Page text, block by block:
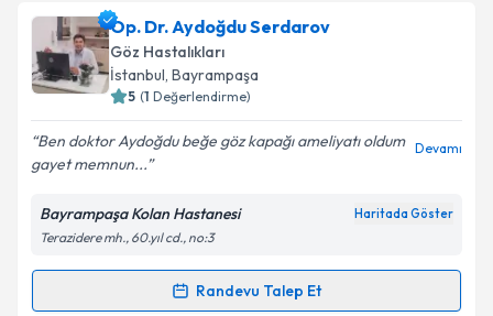
Op. Dr. Belma Kariniiçin randevu takvimi talebi
oluşturun. Size bu uzmandan randevu almanız için bir
takvim hazırlandığında e-posta ile bilgilendireceğiz.
Kişisel verilerimin işlenmesine ilişkin
Aydınlatma
Metni'ni okudum ve kişisel verilerimin belirtilen
kapsamda işlenmesini kabul ediyorum.
Op. Dr. Aydoğdu Serdarov
Göz Hastalıkları
İstanbul, Bayrampaşa
5 (1 Değerlendirme)
Ben doktor Aydoğdu beğe göz kapağı ameliyatı oldum
gayet memnun...
Devamı
Bayrampaşa Kolan Hastanesi Haritada Göster
Terazidere mh., 60.yıl cd., no:3
Randevu Talep Et
Randevu Takvimi Talebi